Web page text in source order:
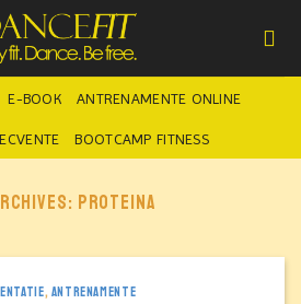
E-BOOK ANTRENAMENTE ONLINE
BOOTCAMP FITNESS
PROTEINA
,ANTRENAMENTE